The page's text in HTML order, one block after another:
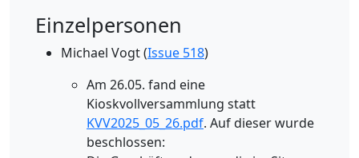
Einzelpersonen
Michael Vogt (Issue 518)
Am 26.05. fand eine
Kioskvollversammlung statt
KVV2025_05_26.pdf. Auf dieser wurde
beschlossen: